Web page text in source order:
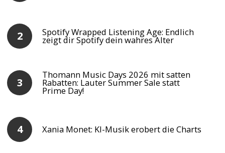
Spotify Wrapped Listening Age: Endlich
zeigt dir Spotify dein wahres Alter
Thomann Music Days 2026 mit satten
Rabatten: Lauter Summer Sale statt
Prime Day!
Xania Monet: KI-Musik erobert die Charts